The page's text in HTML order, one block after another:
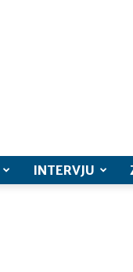
INTERVJU